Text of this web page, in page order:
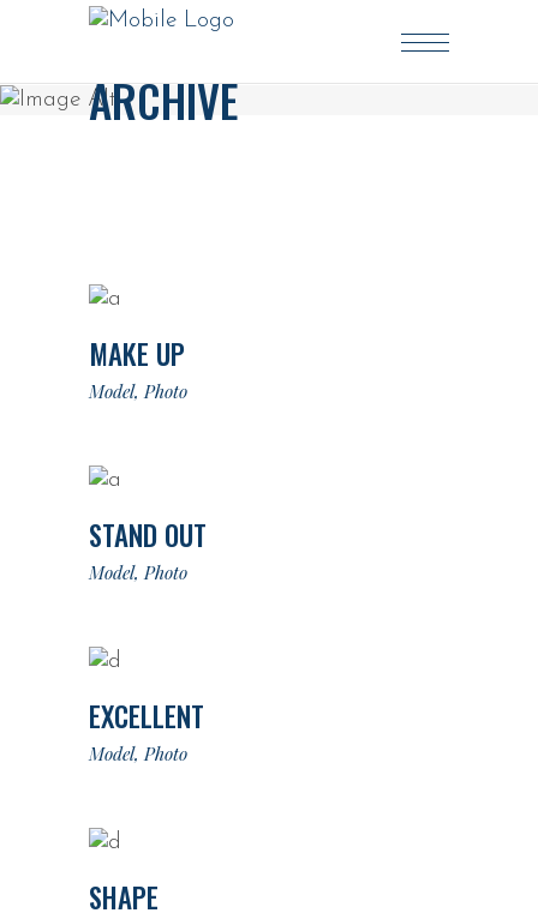
ARCHIVE
MAKE UP
Model Photo
STAND OUT
Model Photo
EXCELLENT
Model Photo
SHAPE